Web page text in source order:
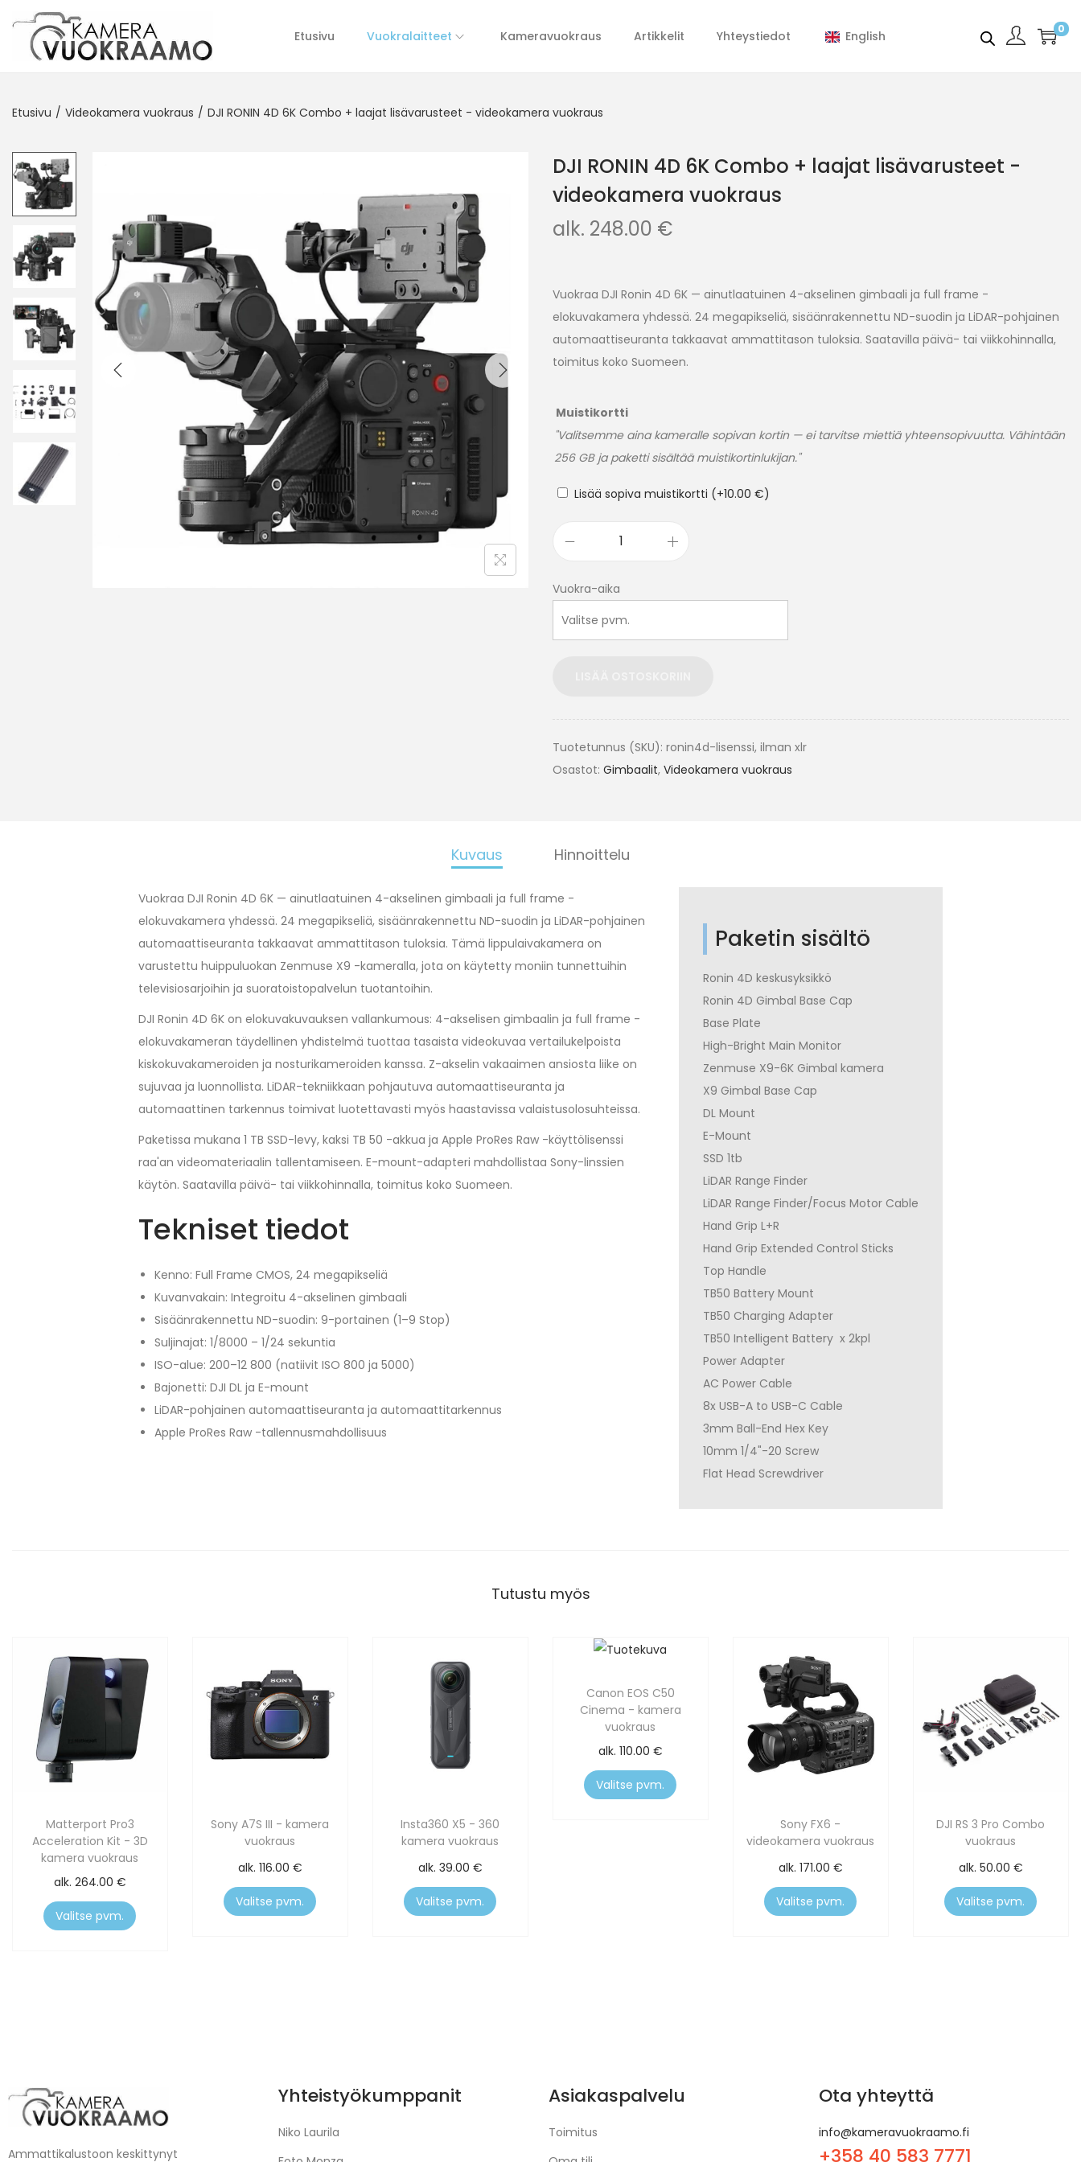
Etusivu Vuokralaitteet Kameravuokraus Artikkelit Yhteystiedot English 0
Etusivu / Videokamera vuokraus / DJI RONIN 4D 6K Combo + laajat lisävarusteet - videokamera vuokraus
DJI RONIN 4D 6K Combo + laajat lisävarusteet -
videokamera vuokraus
alk. 248.00 €
Vuokraa DJI Ronin 4D 6K — ainutlaatuinen 4-akselinen gimbaali ja full frame -
elokuvakamera yhdessä. 24 megapikseliä, sisäänrakennettu ND-suodin ja LiDAR-pohjainen
automaattiseuranta takkaavat ammattitason tuloksia. Saatavilla päivä- tai viikkohinnalla,
toimitus koko Suomeen.
Muistikortti
"Valitsemme aina kameralle sopivan kortin — ei tarvitse miettiä yhteensopivuutta. Vähintään
256 GB ja paketti sisältää muistikortinlukijan."
Lisää sopiva muistikortti (+10.00 €)
Vuokra-aika
Tuotetunnus (SKU): ronin4d-lisenssi, ilman xlr
Osastot: Gimbaalit, Videokamera vuokraus
Kuvaus Hinnoittelu
Vuokraa DJI Ronin 4D 6K — ainutlaatuinen 4-akselinen gimbaali ja full frame -
elokuvakamera yhdessä. 24 megapikseliä, sisäänrakennettu ND-suodin ja LiDAR-pohjainen
automaattiseuranta takkaavat ammattitason tuloksia. Tämä lippulaivakamera on
varustettu huippuluokan Zenmuse X9 -kameralla, jota on käytetty moniin tunnettuihin
televisiosarjoihin ja suoratoistopalvelun tuotantoihin.
DJI Ronin 4D 6K on elokuvakuvauksen vallankumous: 4-akselisen gimbaalin ja full frame -
elokuvakameran täydellinen yhdistelmä tuottaa tasaista videokuvaa vertailukelpoista
kiskokuvakameroiden ja nosturikameroiden kanssa. Z-akselin vakaaimen ansiosta liike on
sujuvaa ja luonnollista. LiDAR-tekniikkaan pohjautuva automaattiseuranta ja
automaattinen tarkennus toimivat luotettavasti myös haastavissa valaistusolosuhteissa.
Paketissa mukana 1 TB SSD-levy, kaksi TB 50 -akkua ja Apple ProRes Raw -käyttölisenssi
raa'an videomateriaalin tallentamiseen. E-mount-adapteri mahdollistaa Sony-linssien
käytön. Saatavilla päivä- tai viikkohinnalla, toimitus koko Suomeen.
Tekniset tiedot
Kenno: Full Frame CMOS, 24 megapikseliä
Kuvanvakain: Integroitu 4-akselinen gimbaali
Sisäänrakennettu ND-suodin: 9-portainen (1–9 Stop)
Suljinajat: 1/8000 – 1/24 sekuntia
ISO-alue: 200–12 800 (natiivit ISO 800 ja 5000)
Bajonetti: DJI DL ja E-mount
LiDAR-pohjainen automaattiseuranta ja automaattitarkennus
Apple ProRes Raw -tallennusmahdollisuus
Paketin sisältö
Ronin 4D keskusyksikkö
Ronin 4D Gimbal Base Cap
Base Plate
High-Bright Main Monitor
Zenmuse X9-6K Gimbal kamera
X9 Gimbal Base Cap
DL Mount
E-Mount
SSD 1tb
LiDAR Range Finder
LiDAR Range Finder/Focus Motor Cable
Hand Grip L+R
Hand Grip Extended Control Sticks
Top Handle
TB50 Battery Mount
TB50 Charging Adapter
TB50 Intelligent Battery x 2kpl
Power Adapter
AC Power Cable
8x USB-A to USB-C Cable
3mm Ball-End Hex Key
10mm 1/4"-20 Screw
Flat Head Screwdriver
Tutustu myös
Matterport Pro3
Acceleration Kit - 3D
kamera vuokraus
alk. 264.00 €
Valitse pvm.
Sony A7S III - kamera
vuokraus
alk. 116.00 €
Valitse pvm.
Insta360 X5 - 360
kamera vuokraus
alk. 39.00 €
Valitse pvm.
Canon EOS C50
Cinema - kamera
vuokraus
alk. 110.00 €
Valitse pvm.
Sony FX6 -
videokamera vuokraus
alk. 171.00 €
Valitse pvm.
DJI RS 3 Pro Combo
vuokraus
alk. 50.00 €
Valitse pvm.
Ammattikalustoon keskittynyt
Yhteistyökumppanit
Niko Laurila
Asiakaspalvelu
Toimitus
Ota yhteyttä
info@kameravuokraamo.fi
+358 40 583 7771